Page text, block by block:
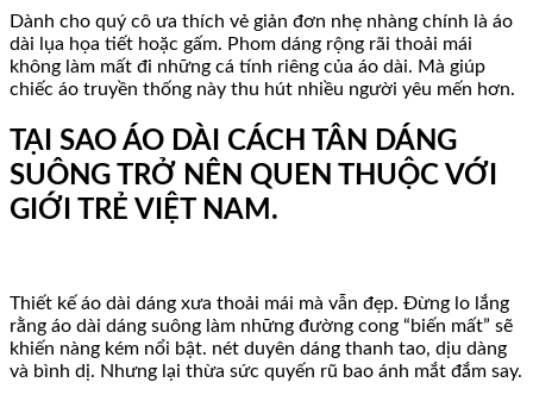
Dành cho quý cô ưa thích vẻ giản đơn nhẹ nhàng chính là áo
dài lụa họa tiết hoặc gấm. Phom dáng rộng rãi thoải mái
không làm mất đi những cá tính riêng của áo dài. Mà giúp
chiếc áo truyền thống này thu hút nhiều người yêu mến hơn.
TẠI SAO ÁO DÀI CÁCH TÂN DÁNG
SUÔNG TRỞ NÊN QUEN THUỘC VỚI
GIỚI TRẺ VIỆT NAM.
Thiết kế áo dài dáng xưa thoải mái mà vẫn đẹp. Đừng lo lắng
rằng áo dài dáng suông làm những đường cong “biến mất” sẽ
khiến nàng kém nổi bật. nét duyên dáng thanh tao, dịu dàng
và bình dị. Nhưng lại thừa sức quyến rũ bao ánh mắt đắm say.